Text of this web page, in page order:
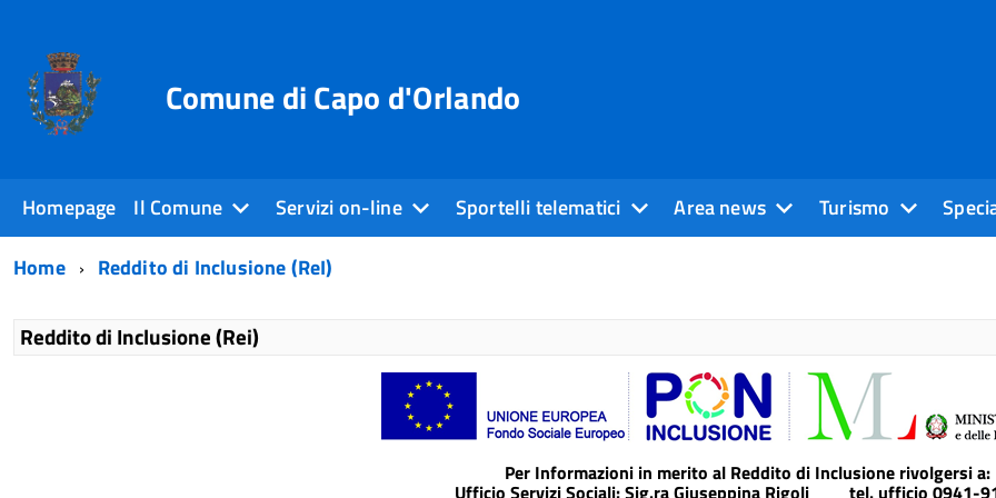
Comune di Capo d'Orlando
Homepage Il Comune Servizi on-line Sportelli telematici Area news Turismo
Home
Reddito di Inclusione (ReI)
Reddito di Inclusione (Rei)
Per Informazioni in merito al Reddito di Inclusione rivolgersi a:
Ufficio Servizi Sociali: Sig.ra Giuseppina Rigoli tel. ufficio 0941-